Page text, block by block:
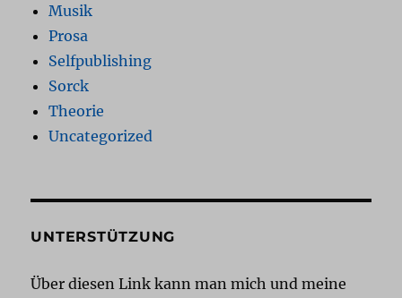
Musik
Prosa
Selfpublishing
Sorck
Theorie
Uncategorized
UNTERSTÜTZUNG
Über diesen Link kann man mich und meine